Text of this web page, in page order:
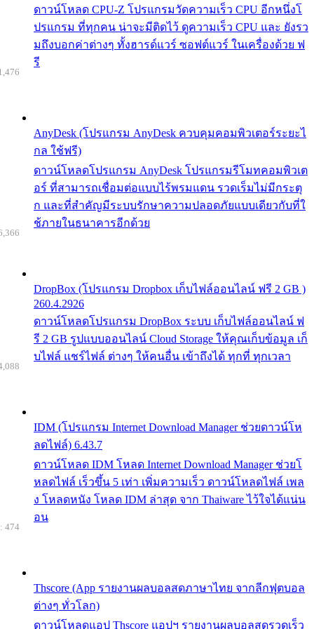
ดาวน์โหลด CPU-Z โปรแกรมวัดความเร็ว CPU อีกหนึ่งโ
ปรแกรม ที่ทุกคน น่าจะมีติดไว้ ดูความเร็ว CPU และ ยังรว
มถึงบอกค่าต่างๆ ทั้งฮารด์แวร์ ซอฟต์แวร์ ในเครื่องด้วย ฟ
รี
AnyDesk (โปรแกรม AnyDesk ควบคุมคอมพิวเตอร์ระยะไ
กล ใช้ฟรี)
ดาวน์โหลดโปรแกรม AnyDesk โปรแกรมรีโมทคอมพิวเต
อร์ ที่สามารถเชื่อมต่อแบบไร้พรมแดน รวดเร็มไม่มีกระตุ
ก และที่สำคัญมีระบบรักษาความปลอดภัยแบบเดียวกับที่ใ
ช้ภายในธนาคารอีกด้วย
DropBox (โปรแกรม Dropbox เก็บไฟล์ออนไลน์ ฟรี 2 GB )
260.4.2926
ดาวน์โหลดโปรแกรม DropBox ระบบ เก็บไฟล์ออนไลน์ ฟ
รี 2 GB รูปแบบออนไลน์ Cloud Storage ให้คุณเก็บข้อมูล เก็
บไฟล์ แชร์ไฟล์ ต่างๆ ให้คนอื่น เข้าถึงได้ ทุกที่ ทุกเวลา
IDM (โปรแกรม Internet Download Manager ช่วยดาวน์โห
ลดไฟล์) 6.43.7
ดาวน์โหลด IDM โหลด Internet Download Manager ช่วยโ
หลดไฟล์ เร็วขึ้น 5 เท่า เพิ่มความเร็ว ดาวน์โหลดไฟล์ เพล
ง โหลดหนัง โหลด IDM ล่าสุด จาก Thaiware ไว้ใจได้แน่น
อน
Thscore (App รายงานผลบอลสดภาษาไทย จากลีกฟุตบอล
ต่างๆ ทั่วโลก)
ดาวน์โหลดแอป Thscore แอปฯ รายงานผลบอลสดรวดเร็ว
474